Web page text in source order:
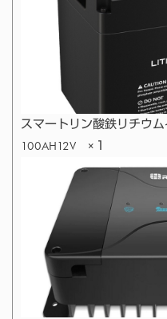
スマートリン酸鉄リチウ
100AH12V ×１